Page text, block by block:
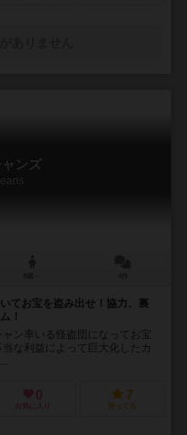
ンズ
てお宝を盗み出せ！協力、裏
！
ン率いる怪盗団になってお宝
な利益によって巨大化したカ
0
お気に入り
7
持ってる